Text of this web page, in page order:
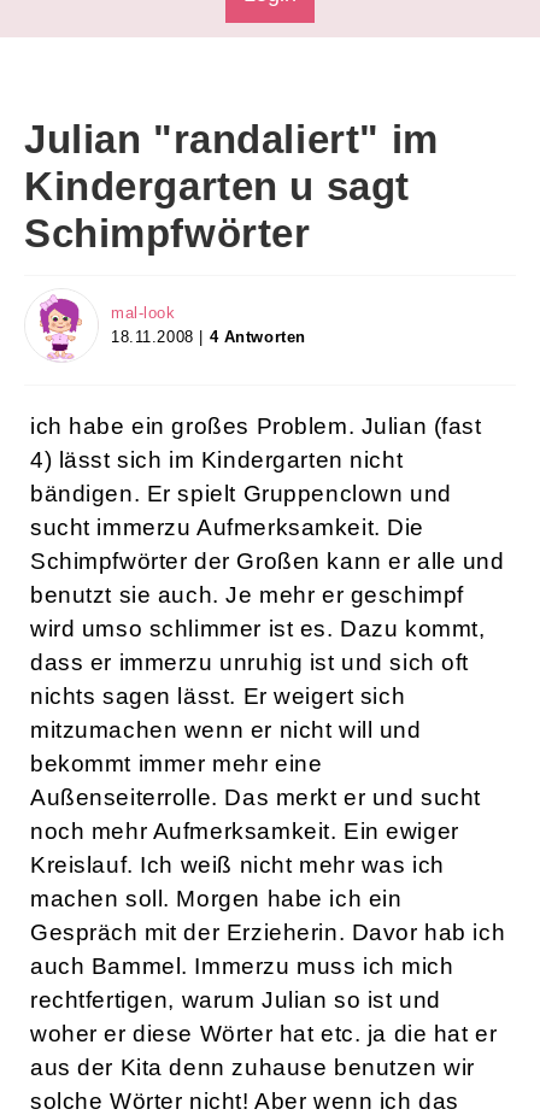
Julian "randaliert" im
Kindergarten u sagt
Schimpfwörter
mal-look
18.11.2008 | 4 Antworten
ich habe ein großes Problem. Julian (fast
4) lässt sich im Kindergarten nicht
bändigen. Er spielt Gruppenclown und
sucht immerzu Aufmerksamkeit. Die
Schimpfwörter der Großen kann er alle und
benutzt sie auch. Je mehr er geschimpf
wird umso schlimmer ist es. Dazu kommt,
dass er immerzu unruhig ist und sich oft
nichts sagen lässt. Er weigert sich
mitzumachen wenn er nicht will und
bekommt immer mehr eine
Außenseiterrolle. Das merkt er und sucht
noch mehr Aufmerksamkeit. Ein ewiger
Kreislauf. Ich weiß nicht mehr was ich
machen soll. Morgen habe ich ein
Gespräch mit der Erzieherin. Davor hab ich
auch Bammel. Immerzu muss ich mich
rechtfertigen, warum Julian so ist und
woher er diese Wörter hat etc. ja die hat er
aus der Kita denn zuhause benutzen wir
solche Wörter nicht! Aber wenn ich das